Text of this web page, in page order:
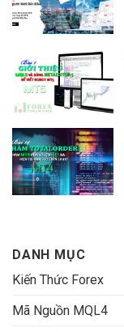
DANH MỤC
Kiến Thức Forex
Mã Nguồn MQL4